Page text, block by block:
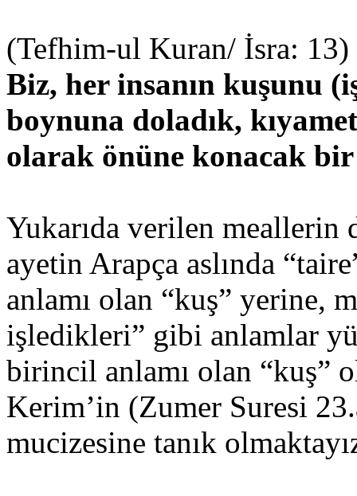
(Tefhim-ul Kuran/ İsra: 13)
Biz, her insanın kuşunu
boynuna doladık,
olarak önüne konacak bir
Yukarıda verilen meallerin
ayetin Arapça aslında
anlamı olan “kuş” yerine,
işledikleri” gibi anlamlar
birincil anlamı olan “kuş”
Kerim’in (Zumer Suresi
mucizesine tanık